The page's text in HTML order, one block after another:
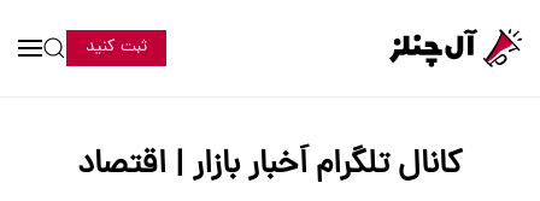
ثبت کنید
کانال تلگرام اَخبار بازار | اقتصاد